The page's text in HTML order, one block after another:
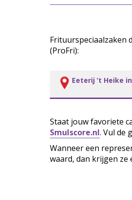
Frituurspeciaalzaken
(ProFri):
Eeterij ’t Heike
Staat jouw favoriete
Smulscore.nl. Vul de
Wanneer een
waard, dan krijgen ze